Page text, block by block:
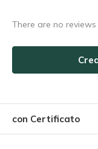
There are no
con Certificato